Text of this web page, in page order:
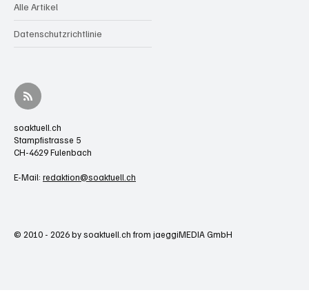
Alle Artikel
Datenschutzrichtlinie
soaktuell.ch
Stampfistrasse 5
CH-4629 Fulenbach
E-Mail: redaktion@soaktuell.ch
© 2010 - 2026 by soaktuell.ch from jaeggiMEDIA GmbH